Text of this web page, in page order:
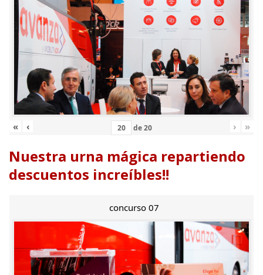
« ‹ de20 › »
Nuestra urna mágica repartiendo
descuentos increíbles!!
concurso 07